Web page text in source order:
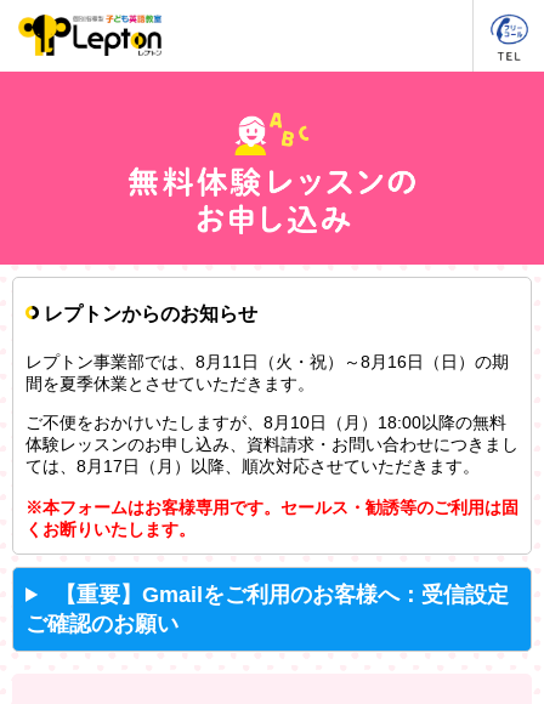
レプトンからのお知らせ
レプトン事業部では、8月11日（火・祝）～8月16日（日）の期
間を夏季休業とさせていただきます。
ご不便をおかけいたしますが、8月10日（月）18:00以降の無料
体験レッスンのお申し込み、資料請求・お問い合わせにつきまし
ては、8月17日（月）以降、順次対応させていただきます。
※本フォームはお客様専用です。セールス・勧誘等のご利用は固
くお断りいたします。
【重要】Gmailをご利用のお客様へ：受信設定
ご確認のお願い